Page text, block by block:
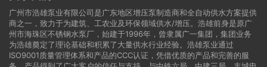
广州市浩雄泵业有限公司是广东地区增压泵制造商和全自动供水方案提供
商之一，致力于为建筑、工农业及环保领域供水/增压。浩雄前身是原广
州市海珠区不锈钢水泵厂，始建于1996年，曾隶属广一集团，集团业务
为浩雄奠定了理论基础和积累了大量供水行业经验。浩雄泵业通过
ISO9001质量管理体系和产品的CCC认证，凭借优质的产品和完善的服